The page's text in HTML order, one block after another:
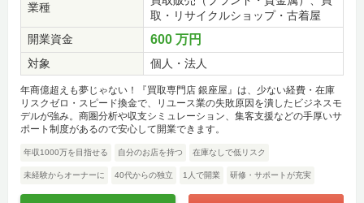
業種
取・リサイクルショップ・古着屋
開業資金
600 万円
対象 個人・法人
年商億超えも夢じゃない！『買取専門店 銀座屋』は、少ない経費・在庫
リスクゼロ・スピード換金で、リユース業の失敗原因を潰したビジネスモ
デルが強み。商圏分析や収支シミュレーション、集客支援などの手厚いサ
ポート制度があるので安心して開業できます。
年収1000万を目指せる 自分のお店を持つ 在庫なしで低リスク
未経験からオーナーに 40代からの独立 1人で開業 研修・サポートが充実